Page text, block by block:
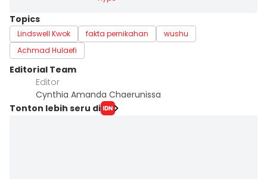
Topics
Lindswell Kwok fakta pernikahan
wushu
Achmad Hulaefi
Editorial Team
Editor
Cynthia Amanda Chaerunissa
Tonton lebih seru di